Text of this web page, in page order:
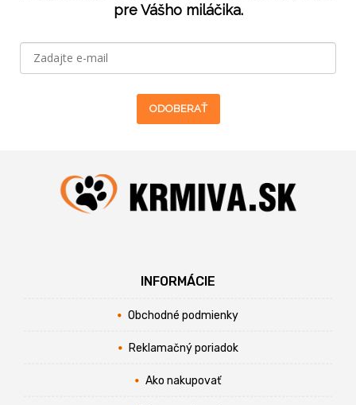
pre Vášho miláčika.
ODOBERAŤ
INFORMÁCIE
Obchodné podmienky
Reklamačný poriadok
Ako nakupovať